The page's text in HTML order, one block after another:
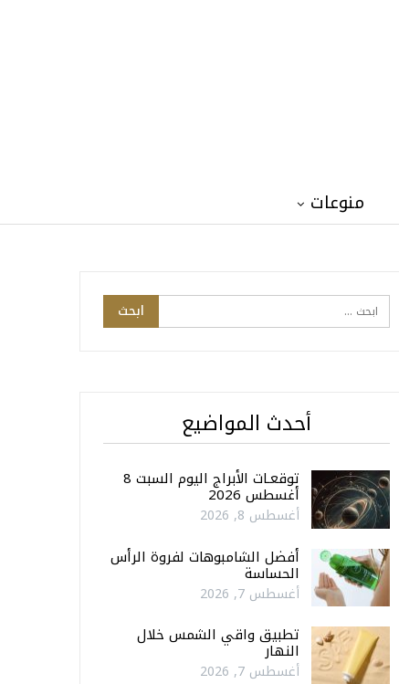
منوعات
أحدث المواضيع
توقعـات الأبراج اليوم السبت 8
أغسطس 2026
أغسطس 8, 2026
أفضل الشامبوهات لفروة الرأس
الحساسة
أغسطس 7, 2026
تطبيق واقي الشمس خلال
النهار
أغسطس 7, 2026